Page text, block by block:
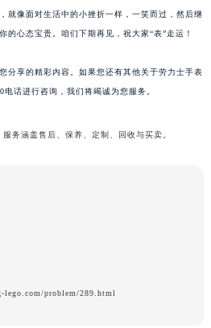
就像面对生活中的小挫折一样，一笑而过，然后继
的心态宝贵。咱们下期再见，祝大家“表”走运！
分享的精彩内容。如果您还有其他关于劳力士手表
话进行咨询，我们将竭诚为您服务。
lego.com/problem/289.html